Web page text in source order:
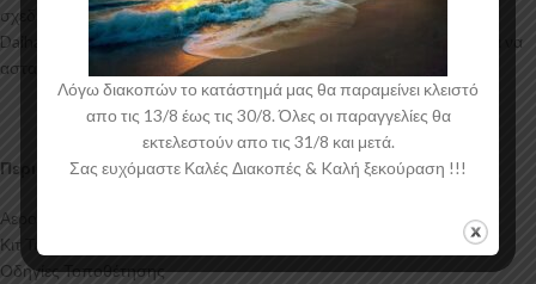
σχεδιαστεί με την καλύτερη λεπτομέρεια. Η αεροτομή οροφής για το
Daihatsu Terios έρχεται στο χρώμα του υλικού. Το προϊόν θα πρέπει να
ασταρωθεί και στη συνέχεια να βαφτεί στο χρώμα της επιλογής σας.
Περιεχόμενα Συσκευασίας:
Αεροτομή Οροφής Daihatsu Terios
Κιτ Τοποθέτησης
Οδηγίες Τοποθέτησης
Λόγω διακοπών το κατάστημά μας θα παραμείνει κλειστό
απο τις 13/8 έως τις 30/8. Όλες οι παραγγελίες θα
εκτελεστούν απο τις 31/8 και μετά.
Σας ευχόμαστε Καλές Διακοπές & Kαλή ξεκούραση !!!